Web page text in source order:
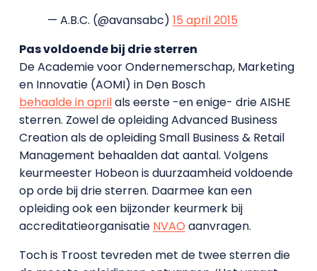
— A.B.C. (@avansabc) 15 april 2015
Pas voldoende bij drie sterren
De Academie voor Ondernemerschap, Marketing
en Innovatie (AOMI) in Den Bosch
behaalde in aprilals eerste -en enige- drie AISHE
sterren. Zowel de opleiding Advanced Business
Creation als de opleiding Small Business & Retail
Management behaalden dat aantal. Volgens
keurmeester Hobeon is duurzaamheid voldoende
op orde bij drie sterren. Daarmee kan een
opleiding ook een bijzonder keurmerk bij
accreditatieorganisatie NVAO aanvragen.
Toch is Troost tevreden met de twee sterren die